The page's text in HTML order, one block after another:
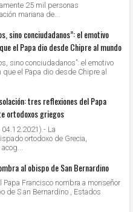
25 mil personas
mariana de...
sino conciudadanos”: el emotivo
el Papa dio desde Chipre al mundo
sino conciudadanos”: el emotivo
el Papa dio desde Chipre al
tres reflexiones del Papa
ortodoxos griegos
La
ortodoxo de Grecia,
al obispo de San Bernardino
Francisco nombra a monseñor
de S an Bernardino , Estados